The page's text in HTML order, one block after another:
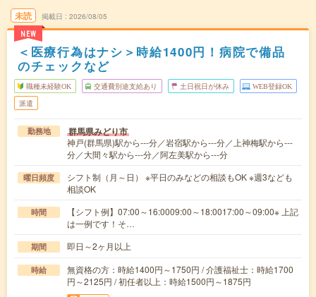
未読
NEW
掲載日 2026/08/05
＜医療行為はナシ＞時給1400円！病院で備品
のチェックなど
職種未経験OK 交通費別途支給あり 土日祝日が休み WEB登録OK
派遣
勤務地 群馬県みどり市
神戸(群馬県)駅から---分／岩宿駅から---分／上神梅駅から---
分／大間々駅から---分／阿左美駅から---分
曜日頻度
シフト制（月～日） ※平日のみなどの相談もOK ※週3なども
相談OK
時間
【シフト例】07:00～16:0009:00～18:0017:00～09:00※ 上記
は一例です！そ…
期間 即日～2ヶ月以上
時給
無資格の方：時給1400円～1750円 / 介護福祉士：時給1700
円～2125円 / 初任者以上：時給1500円～1875円